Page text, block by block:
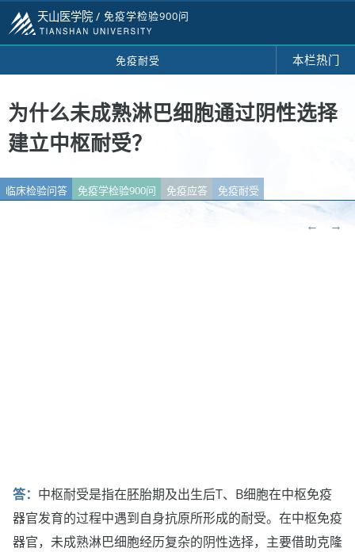
天山医学院 / 免疫学检验900问
免疫耐受 本栏热门
为什么未成熟淋巴细胞通过阴性选择
建立中枢耐受？
临床检验问答 免疫学检验900问 免疫应答 免疫耐受
← →
答： 中枢耐受是指在胚胎期及出生后T、B细胞在中枢免疫
器官发育的过程中遇到自身抗原所形成的耐受。在中枢免疫
器官，未成熟淋巴细胞经历复杂的阴性选择，主要借助克隆